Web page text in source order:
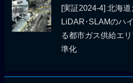
[実証2024-4] 北海
LiDAR･SLAMのハ
る都市ガス供給エ
準化